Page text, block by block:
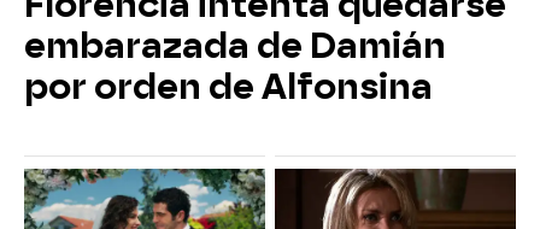
embarazada de Damián
por orden de Alfonsina